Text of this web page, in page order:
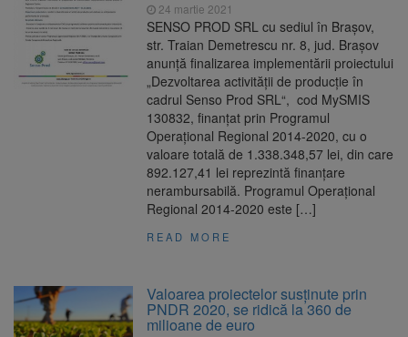
24 martie 2021
SENSO PROD SRL cu sediul în Brașov,
str. Traian Demetrescu nr. 8, jud. Brașov
anunță finalizarea implementării proiectului
„Dezvoltarea activității de producție în
cadrul Senso Prod SRL“, cod MySMIS
130832, finanțat prin Programul
Operațional Regional 2014-2020, cu o
valoare totală de 1.338.348,57 lei, din care
892.127,41 lei reprezintă finanțare
nerambursabilă. Programul Operațional
Regional 2014-2020 este […]
READ MORE
Valoarea proiectelor susținute prin
PNDR 2020, se ridică la 360 de
milioane de euro